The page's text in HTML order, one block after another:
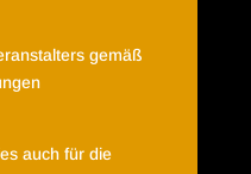
gemäß
auch für die